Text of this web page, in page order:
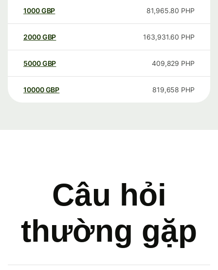
1000GBP 81,965.80 PHP
2000GBP 163,931.60 PHP
5000GBP 409,829 PHP
10000 GBP 819,658 PHP
Câu hỏi
thường gặp